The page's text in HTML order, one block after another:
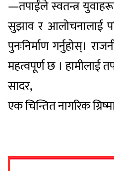
—तपाईंले स्वतन्त्र
सुझाव र आलोचनालाई
पुनःनिर्माण गर्नुहोस्।
महत्वपूर्ण छ । हामीलाई
सादर,
एक चिन्तित नागरिक